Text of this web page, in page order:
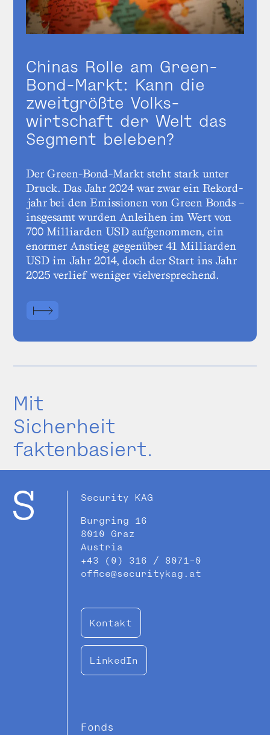
Chinas Rolle am Green-
Bond-Markt: Kann die
zweit­größte Volks­
wirtschaft der Welt das
Segment beleben?
Der Green-Bond-Markt steht stark unter
Druck. Das Jahr 2024 war zwar ein Rekord­
jahr bei den Emissionen von Green Bonds –
insgesamt wurden Anleihen im Wert von
700 Milliarden USD aufgenommen, ein
enormer Anstieg gegenüber 41 Milliarden
USD im Jahr 2014, doch der Start ins Jahr
2025 verlief weniger vielversprechend.
Mit
Sicherheit
faktenbasiert.
Security KAG
Burgring 16
8010 Graz
Austria
+43 (0) 316 / 8071-0
office@securitykag.at
Kontakt
LinkedIn
Fonds